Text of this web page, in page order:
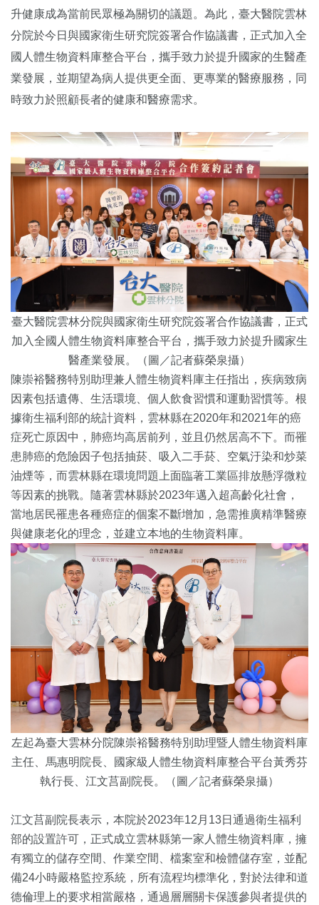
升健康成為當前民眾極為關切的議題。為此，臺大醫院雲林
分院於今日與國家衛生研究院簽署合作協議書，正式加入全
國人體生物資料庫整合平台，攜手致力於提升國家的生醫產
業發展，並期望為病人提供更全面、更專業的醫療服務，同
時致力於照顧長者的健康和醫療需求。
臺大醫院雲林分院與國家衛生研究院簽署合作協議書，正式
加入全國人體生物資料庫整合平台，攜手致力於提升國家生
醫產業發展。（圖／記者蘇榮泉攝）
陳崇裕醫務特別助理兼人體生物資料庫主任指出，疾病致病
因素包括遺傳、生活環境、個人飲食習慣和運動習慣等。根
據衛生福利部的統計資料，雲林縣在2020年和2021年的癌
症死亡原因中，肺癌均高居前列，並且仍然居高不下。而罹
患肺癌的危險因子包括抽菸、吸入二手菸、空氣汙染和炒菜
油煙等，而雲林縣在環境問題上面臨著工業區排放懸浮微粒
等因素的挑戰。隨著雲林縣於2023年邁入超高齡化社會，
當地居民罹患各種癌症的個案不斷增加，急需推廣精準醫療
與健康老化的理念，並建立本地的生物資料庫。
左起為臺大雲林分院陳崇裕醫務特別助理暨人體生物資料庫
主任、馬惠明院長、國家級人體生物資料庫整合平台黃秀芬
執行長、江文莒副院長。（圖／記者蘇榮泉攝）
江文莒副院長表示，本院於2023年12月13日通過衛生福利
部的設置許可，正式成立雲林縣第一家人體生物資料庫，擁
有獨立的儲存空間、作業空間、檔案室和檢體儲存室，並配
備24小時嚴格監控系統，所有流程均標準化，對於法律和道
德倫理上的要求相當嚴格，通過層層關卡保護參與者提供的